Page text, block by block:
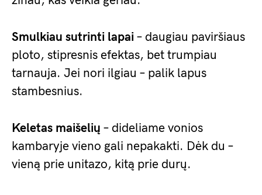
Smulkiau sutrinti lapai – daugiau paviršiaus
ploto, stipresnis efektas, bet trumpiau
tarnauja. Jei nori ilgiau – palik lapus
stambesnius.
Keletas maišelių – dideliame vonios
kambaryje vieno gali nepakakti. Dėk du –
vieną prie unitazo, kitą prie durų.